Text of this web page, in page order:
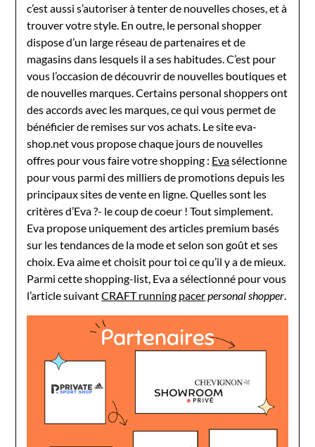
c’est aussi s’autoriser à tenter de nouvelles choses, et à
trouver votre style. En outre, le personal shopper
dispose d’un large réseau de partenaires et de
magasins dans lesquels il a ses habitudes. C’est pour
vous l’occasion de découvrir de nouvelles boutiques et
de nouvelles marques. Certains personal shoppers ont
des accords avec les marques, ce qui vous permet de
bénéficier de remises sur vos achats. Le site eva-
shop.net vous propose chaque jours de nouvelles
offres pour vous faire votre shopping : Evasélectionne
pour vous parmi des milliers de promotions depuis les
principaux sites de vente en ligne. Quelles sont les
critères d’Eva ?- le coup de coeur ! Tout simplement.
Eva propose uniquement des articles premium basés
sur les tendances de la mode et selon son goût et ses
choix. Eva aime et choisit pour toi ce qu’il y a de mieux.
Parmi cette shopping-list, Eva a sélectionné pour vous
l’article suivantCRAFT running pacerpersonal shopper.